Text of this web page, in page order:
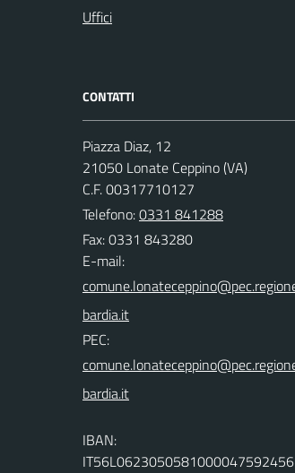
Uffici
CONTATTI
Piazza Diaz, 12
21050 Lonate Ceppino (VA)
C.F. 00317710127
Telefono:0331 841288
Fax: 0331 843280
E-mail:
PEC:
IBAN:
IT56L0623050581000047592456